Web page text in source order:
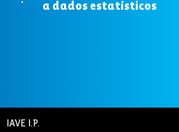
a dados estatísticos
IAVE I.P.